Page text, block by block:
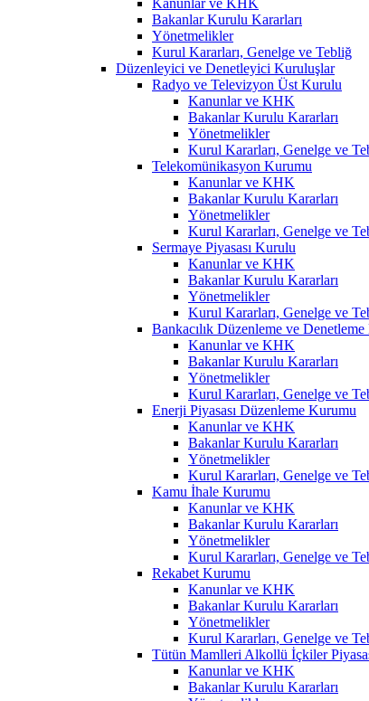
Kanunlar ve KHK
Bakanlar Kurulu Kararları
Yönetmelikler
Kurul Kararları, Genelge ve Tebliğ
Düzenleyici ve Denetleyici Kuruluşlar
Radyo ve Televizyon Üst Kurulu
Kanunlar ve KHK
Bakanlar Kurulu Kararları
Yönetmelikler
Kurul Kararları, Genelge ve
Telekomünikasyon Kurumu
Kanunlar ve KHK
Bakanlar Kurulu Kararları
Yönetmelikler
Kurul Kararları, Genelge ve
Sermaye Piyasası Kurulu
Kanunlar ve KHK
Bakanlar Kurulu Kararları
Yönetmelikler
Kurul Kararları, Genelge ve
Bankacılık Düzenleme ve
Kanunlar ve KHK
Bakanlar Kurulu Kararları
Yönetmelikler
Kurul Kararları, Genelge ve
Enerji Piyasası Düzenleme Kurumu
Kanunlar ve KHK
Bakanlar Kurulu Kararları
Yönetmelikler
Kurul Kararları, Genelge ve
Kamu İhale Kurumu
Kanunlar ve KHK
Bakanlar Kurulu Kararları
Yönetmelikler
Kurul Kararları, Genelge ve
Rekabet Kurumu
Kanunlar ve KHK
Bakanlar Kurulu Kararları
Yönetmelikler
Kurul Kararları, Genelge ve
Tütün Mamlleri Alkollü İçkiler
Kanunlar ve KHK
Bakanlar Kurulu Kararları